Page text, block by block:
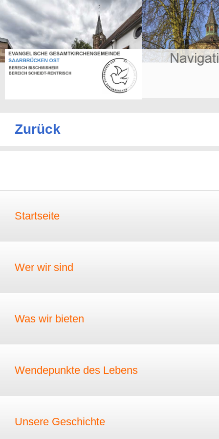
Zurück
Startseite
Wer wir sind
Was wir bieten
Wendepunkte des Lebens
Unsere Geschichte